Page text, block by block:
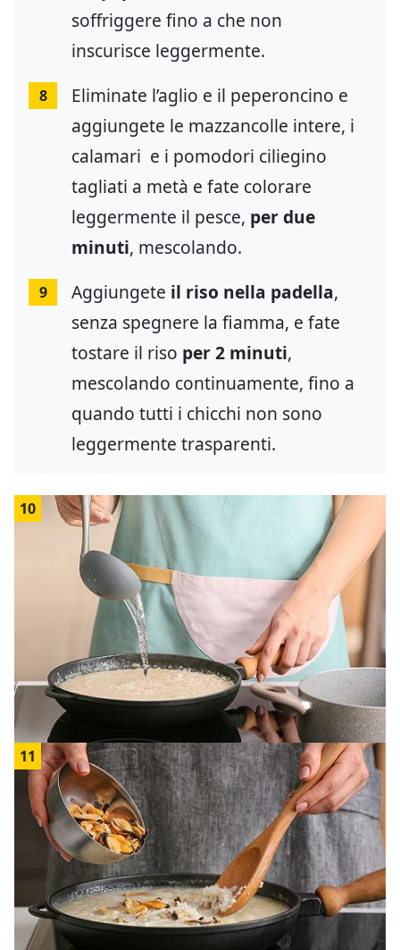
soffriggere fino a che non
inscurisce leggermente.
8
Eliminate l’aglio e il peperoncino e
aggiungete le mazzancolle intere, i
calamari e i pomodori ciliegino
tagliati a metà e fate colorare
leggermente il pesce, per due
minuti, mescolando.
9 Aggiungete il riso nella padella,
senza spegnere la fiamma, e fate
tostare il riso per 2 minuti,
mescolando continuamente, fino a
quando tutti i chicchi non sono
leggermente trasparenti.
10
11